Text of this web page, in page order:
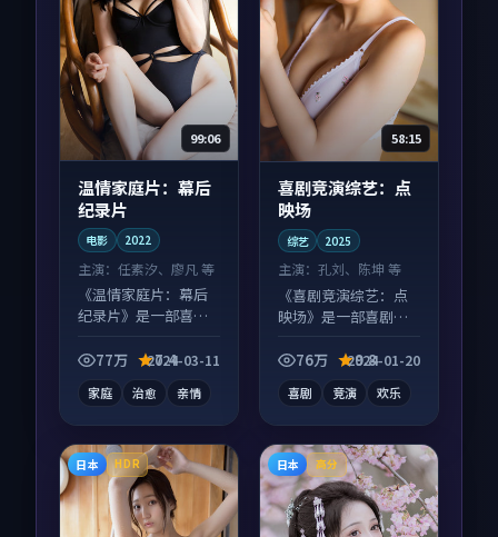
99:06
温情家庭片：幕后
纪录片
电影 2022
主演： 任素汐、廖凡 等
《温情家庭片：幕后
纪录片》是一部喜剧
事并行，细节值得二
77万 7.4
2024-03-11
家庭 治愈 亲情
58:15
喜剧竞演综艺：点
映场
综艺 2025
主演：孔刘、陈坤 等
《喜剧竞演综艺：点
映场》是一部喜剧向
别错过，字幕区常有
76万 9.8
2024-01-20
喜剧 竞演 欢乐
日本 HDR 日本 高分